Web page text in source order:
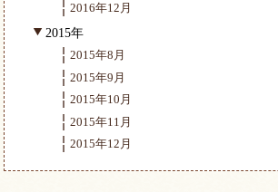
2016年12月
2015年
2015年8月
2015年9月
2015年10月
2015年11月
2015年12月